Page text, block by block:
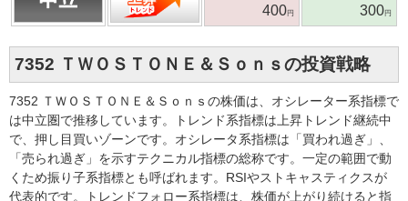
400円 300円
7352 ＴＷＯＳＴＯＮＥ＆Ｓｏｎｓの投資戦略
7352 ＴＷＯＳＴＯＮＥ＆Ｓｏｎｓの株価は、オシレーター系指標で
は中立圏で推移しています。トレンド系指標は上昇トレンド継続中
で、押し目買いゾーンです。オシレータ系指標は「買われ過ぎ」、
「売られ過ぎ」を示すテクニカル指標の総称です。一定の範囲で動
くため振り子系指標とも呼ばれます。RSIやストキャスティクスが
代表的です。トレンドフォロー系指標は、株価が上がり続けると指